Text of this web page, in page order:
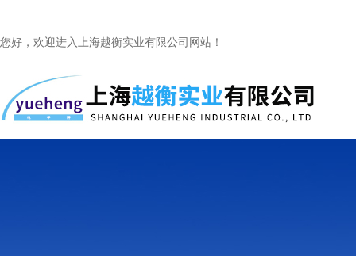
您好，欢迎进入上海越衡实业有限公司网站！